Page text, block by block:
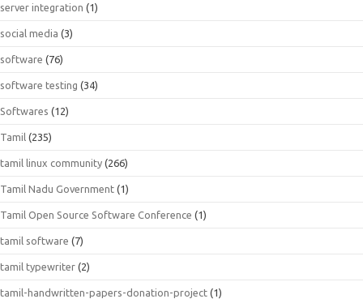
server integration (1)
social media (3)
software (76)
software testing (34)
Softwares (12)
Tamil (235)
tamil linux community (266)
Tamil Nadu Government (1)
Tamil Open Source Software Conference (1)
tamil software (7)
tamil typewriter (2)
tamil-handwritten-papers-donation-project (1)